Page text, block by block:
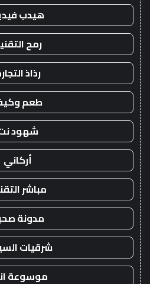
هيدب
رمح
رذاذ
طعم
شهود
أركاني
مباشر
مدونة
شرقيات
موسوعة